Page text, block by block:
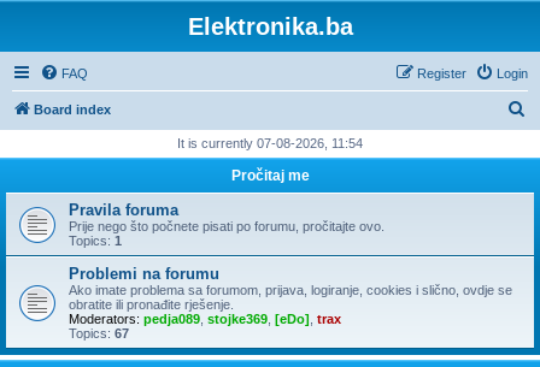
Elektronika.ba
FAQ Login
Register
Board index
r
h
It is currently 07-08-2026, 11:54
Pročitaj me
Pravila foruma
Prije nego što počnete pisati po forumu, pročitajte ovo.
Topics: 1
Problemi na forumu
Ako imate problema sa forumom, prijava, logiranje, cookies i slično, ovdje se
obratite ili pronađite rješenje.
Moderators: pedja089 stojke369 [eDo] trax
Topics: 67